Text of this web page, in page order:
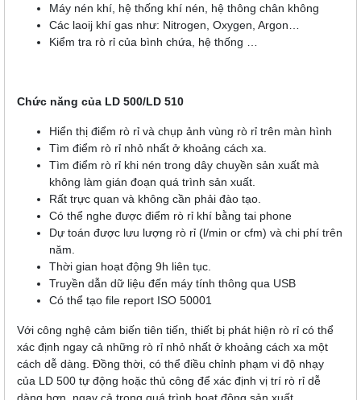
Máy nén khí, hệ thống khí nén, hệ thông chân không
Các laoij khí gas như: Nitrogen, Oxygen, Argon…
Kiểm tra rò rỉ của bình chứa, hệ thống …
Chức năng của LD 500/LD 510
Hiển thị điểm rò rỉ và chụp ảnh vùng rò rỉ trên màn hình
Tìm điểm rò rỉ nhỏ nhất ở khoảng cách xa.
Tìm điểm rò rỉ khi nén trong dây chuyền sản xuất mà
không làm gián đoạn quá trình sản xuất.
Rất trực quan và không cần phải đào tạo.
Có thể nghe được điểm rò rỉ khí bằng tai phone
Dự toán được lưu lượng rò rỉ (l/min or cfm) và chi phí trên
năm.
Thời gian hoạt động 9h liên tục.
Truyền dẫn dữ liệu đến máy tính thông qua USB
Có thể tạo file report ISO 50001
Với công nghệ cảm biến tiên tiến, thiết bị phát hiện rò rỉ có thể
xác định ngay cả những rò rỉ nhỏ nhất ở khoảng cách xa một
cách dễ dàng. Đồng thời, có thể điều chỉnh phạm vi độ nhạy
của LD 500 tự động hoặc thủ công để xác định vị trí rò rỉ dễ